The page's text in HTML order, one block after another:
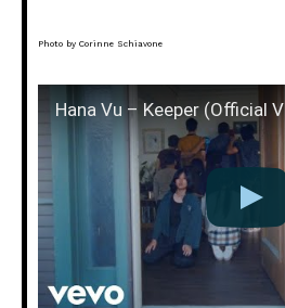
Photo by Corinne Schiavone
Hana Vu – Keeper (Official